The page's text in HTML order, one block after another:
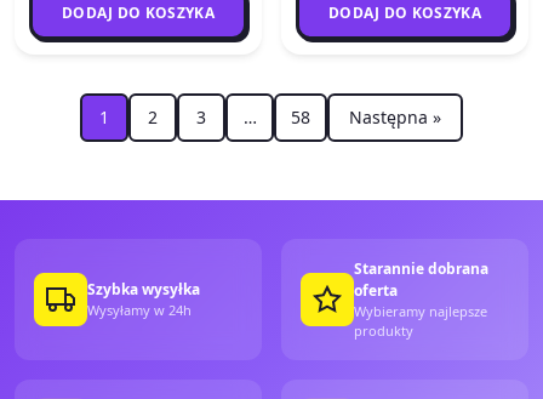
DODAJ DO KOSZYKA DODAJ DO KOSZYKA
1 2 3 … 58 Następna »
Szybka wysyłka
Wysyłamy w 24h
Starannie dobrana
oferta
Wybieramy najlepsze
produkty